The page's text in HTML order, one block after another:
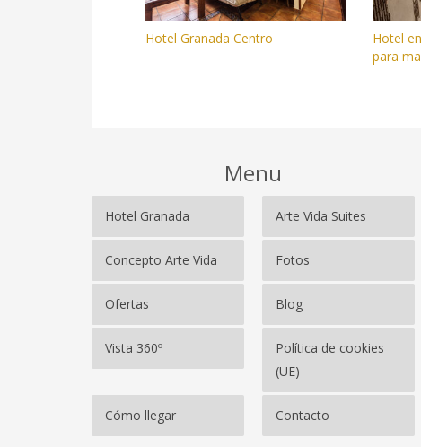
Hotel Granada Centro
Hotel
para
Menu
Hotel Granada Arte Vida Suites
Concepto Arte Vida Fotos
Ofertas Blog
Vista 360º
Política de cookies
(UE)
Cómo llegar Contacto